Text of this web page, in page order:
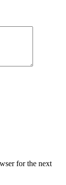
for the next